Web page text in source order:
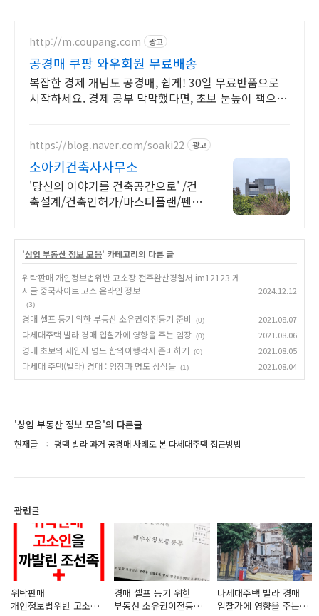
http://m.coupang.com 광고
공경매 쿠팡 와우회원 무료배송
복잡한 경제 개념도 공경매, 쉽게! 30일 무료반품으로
시작하세요. 경제 공부 막막했다면, 초보 눈높이 책으로
https://blog.naver.com/soaki22 광고
소아키건축사사무소
'당신의 이야기를 건축공간으로' /건
축설계/건축인허가/마스터플랜/펜션
'상업 부동산 정보 모음' 카테고리의 다른 글
위탁판매 개인정보법위반 고소장 전주완산경찰서 im12123 게
시글 중국사이트 고소 온라인 정보
(3)
2024.12.12
경매 셀프 등기 위한 부동산 소유권이전등기 준비 (0) 2021.08.07
다세대주택 빌라 경매 입찰가에 영향을 주는 임장 (0) 2021.08.06
경매 초보의 세입자 명도 합의이행각서 준비하기 (0) 2021.08.05
다세대 주택(빌라) 경매 : 임장과 명도 상식들 (1) 2021.08.04
'상업 부동산 정보 모음'의 다른글
현재글 평택 빌라 과거 공경매 사례로 본 다세대주택 접근방법
관련글
위탁판매
개인정보법위반 고소장
경매 셀프 등기 위한
부동산 소유권이전등기
다세대주택 빌라 경매
입찰가에 영향을 주는